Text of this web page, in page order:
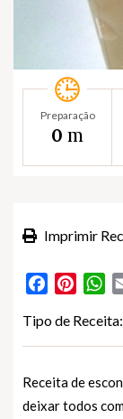
Preparação
0 m
Imprimir
Facebook
Tipo de Receita:
Receita de
deixar todos